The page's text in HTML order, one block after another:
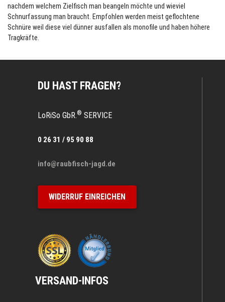
nachdem welchem Zielfisch man beangeln möchte und wieviel
Schnurfassung man braucht. Empfohlen werden meist geflochtene
Schnüre weil diese viel dünner ausfallen als monofile und haben höhere
Tragkräfte.
DU HAST FRAGEN?
LoRiSo GbR.® SERVICE
0 26 31 / 95 90 88
info@raubfisch-jagd.de
WIDERRUF EINREICHEN
VERSAND-INFOS